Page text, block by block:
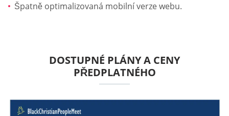
Špatně optimalizovaná mobilní verze webu.
DOSTUPNÉ PLÁNY A CENY
PŘEDPLATNÉHO